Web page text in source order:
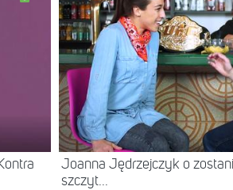
Joanna Jędrzejczyk o
szczyt...